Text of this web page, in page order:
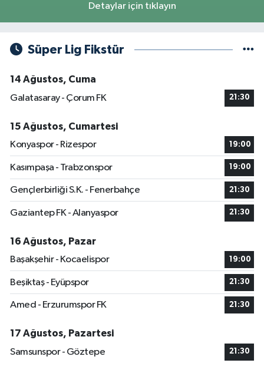
Detaylar için tıklayın
Süper Lig Fikstür
14 Ağustos, Cuma
Galatasaray - Çorum FK
21:30
15 Ağustos, Cumartesi
Konyaspor - Rizespor
19:00
Kasımpaşa - Trabzonspor 19:00
Gençlerbirliği S.K. - Fenerbahçe 21:30
Gaziantep FK - Alanyaspor 21:30
16 Ağustos, Pazar
Başakşehir - Kocaelispor
19:00
Beşiktaş - Eyüpspor 21:30
Amed - Erzurumspor FK 21:30
17 Ağustos, Pazartesi
Samsunspor - Göztepe
21:30